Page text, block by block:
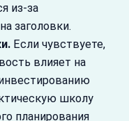
из‑за
заголовки.
Если чувствуете,
влияет на
школу
планирования